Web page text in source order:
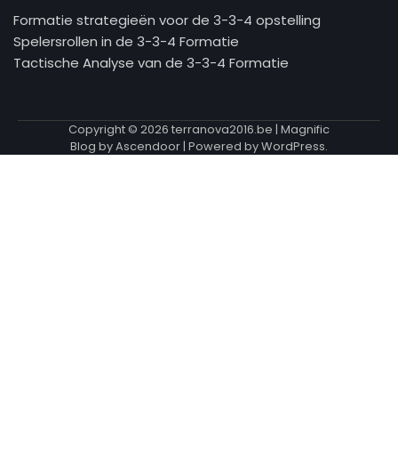
Formatie strategieën voor de 3-3-4 opstelling
Spelersrollen in de 3-3-4 Formatie
Tactische Analyse van de 3-3-4 Formatie
Copyright © 2026 terranova2016.be | Magnific
Blog byAscendoor| Powered byWordPress.